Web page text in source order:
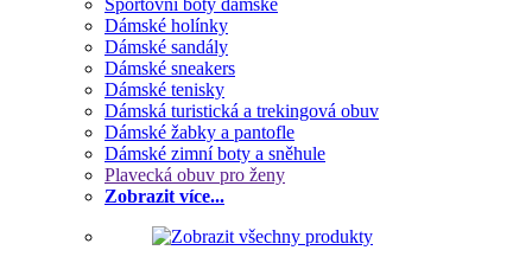
Sportovní boty dámské
Dámské holínky
Dámské sandály
Dámské sneakers
Dámské tenisky
Dámská turistická a trekingová obuv
Dámské žabky a pantofle
Dámské zimní boty a sněhule
Plavecká obuv pro ženy
Zobrazit více...